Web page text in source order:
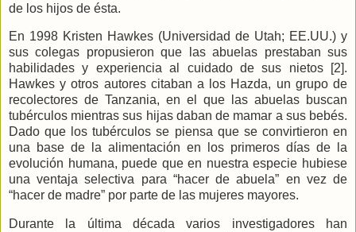
de los hijos de ésta.
En 1998 Kristen Hawkes (Universidad de Utah; EE.UU.) y
sus colegas propusieron que las abuelas prestaban sus
habilidades y experiencia al cuidado de sus nietos [2].
Hawkes y otros autores citaban a los Hazda, un grupo de
recolectores de Tanzania, en el que las abuelas buscan
tubérculos mientras sus hijas daban de mamar a sus bebés.
Dado que los tubérculos se piensa que se convirtieron en
una base de la alimentación en los primeros días de la
evolución humana, puede que en nuestra especie hubiese
una ventaja selectiva para “hacer de abuela” en vez de
“hacer de madre” por parte de las mujeres mayores.
Durante la última década varios investigadores han